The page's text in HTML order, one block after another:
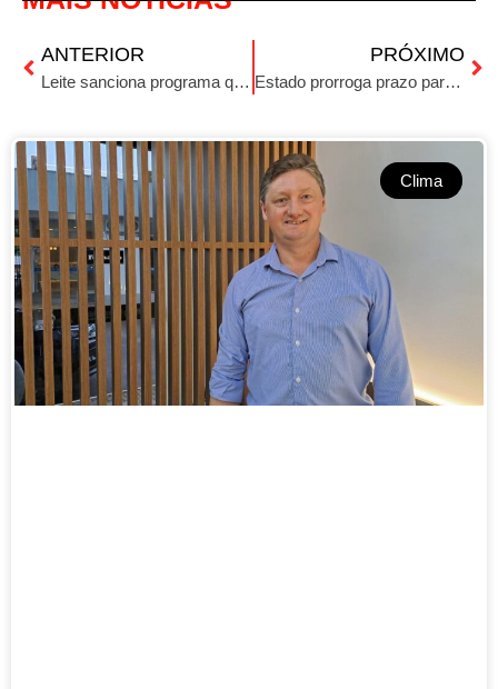
ANTERIOR
Leite sanciona programa que permite destinação de ICMS de empresas para investimento em hospitais
PRÓXIMO
Estado prorroga prazo para municípios pleitearem recursos do Aluguel Social e da Estadia Solidária
Clima